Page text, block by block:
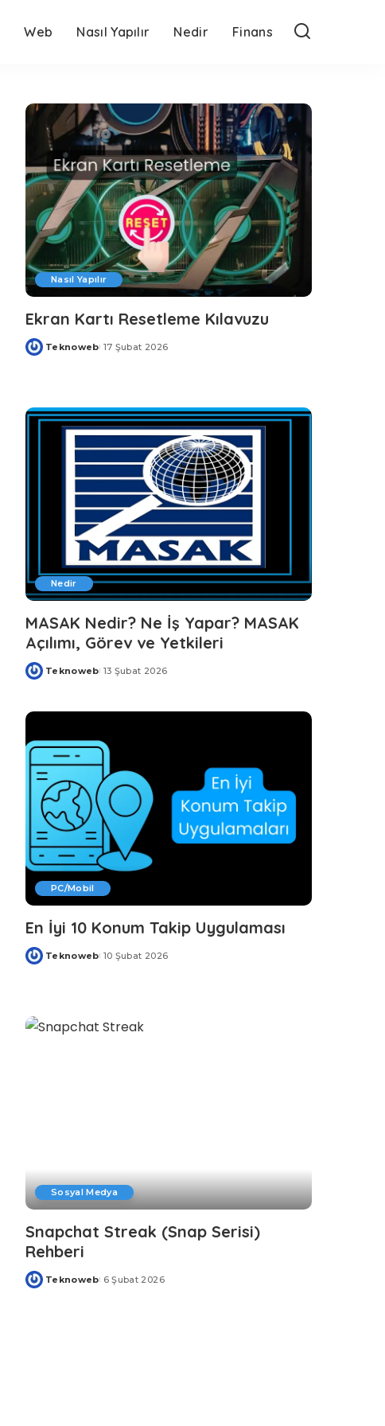
Web Nasıl Yapılır Nedir Finans
Nasıl Yapılır
Ekran Kartı Resetleme Kılavuzu
Posted
Teknoweb 17 Şubat 2026
Nedir
MASAK Nedir? Ne İş Yapar? MASAK
Açılımı, Görev ve Yetkileri
Posted
Teknoweb 13 Şubat 2026
PC/Mobil
En İyi 10 Konum Takip Uygulaması
Posted
Teknoweb 10 Şubat 2026
Sosyal Medya
Snapchat Streak (Snap Serisi)
Rehberi
Posted
Teknoweb 6 Şubat 2026